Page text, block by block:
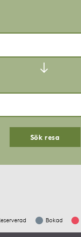
Sök resa
Bokad